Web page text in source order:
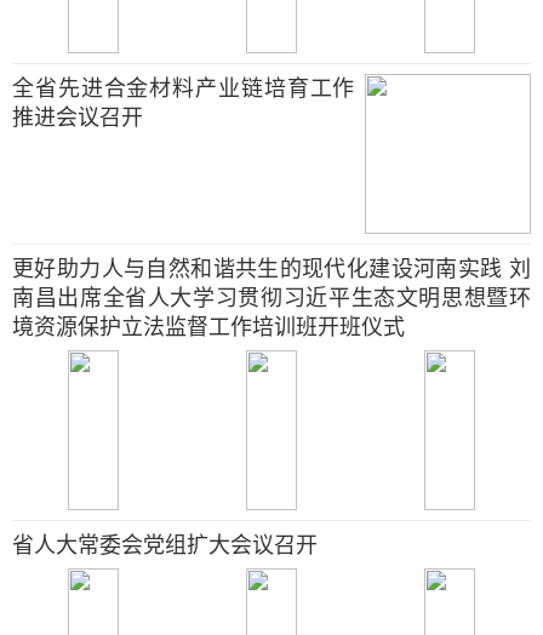
全省先进合金材料产业链培育工作
推进会议召开
更好助力人与自然和谐共生的现代化建设河南实践 刘
南昌出席全省人大学习贯彻习近平生态文明思想暨环
境资源保护立法监督工作培训班开班仪式
省人大常委会党组扩大会议召开